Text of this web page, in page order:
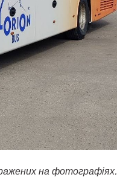
на фотографіях.